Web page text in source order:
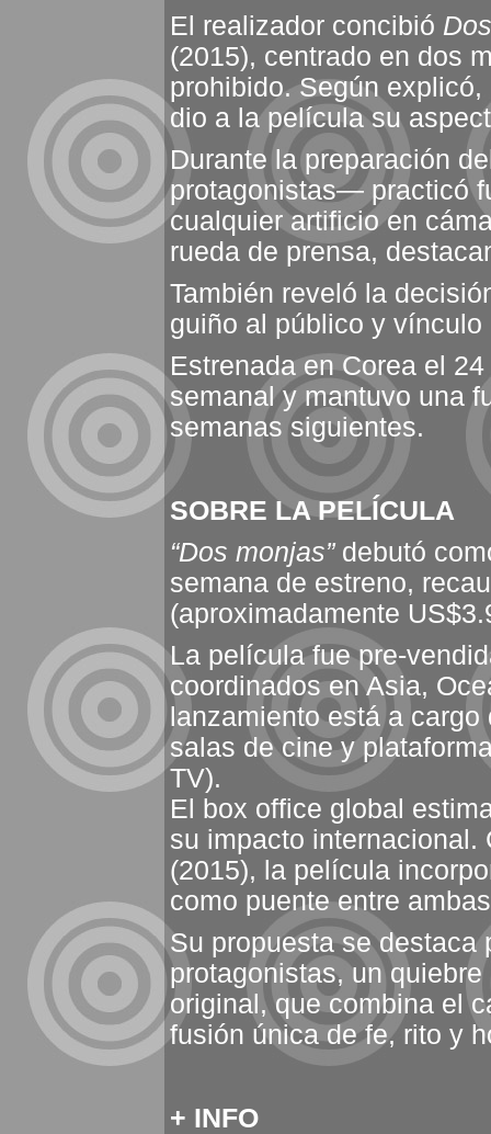
El realizador concibió
(2015), centrado en dos
prohibido. Según
dio a la película su
Durante la preparación
protagonistas— practicó
cualquier artificio en
rueda de prensa,
También reveló la
guiño al público y
Estrenada en Corea el
semanal y mantuvo una
semanas siguientes.
SOBRE LA PELÍCULA
“Dos monjas”debutó
semana de estreno,
(aproximadamente
La película fue pre-
coordinados en Asia,
lanzamiento está a
salas de cine y
TV).
El box office global
su impacto
(2015), la película
como puente entre
Su propuesta se destaca
protagonistas, un
original, que combina el
fusión única de fe, rito y
+ INFO